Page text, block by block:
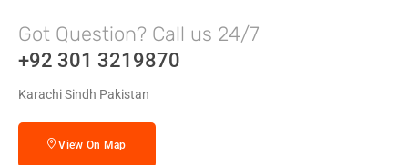
Got Question? Call us 24/7
+92 301 3219870
Karachi Sindh Pakistan
View On Map